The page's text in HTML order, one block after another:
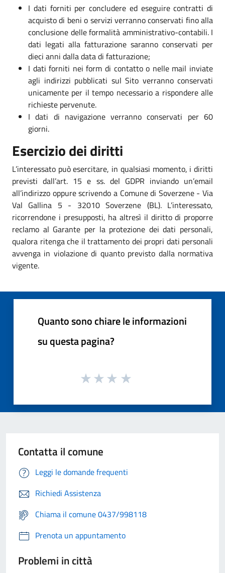
I dati forniti per concludere ed eseguire contratti di
acquisto di beni o servizi verranno conservati fino alla
conclusione delle formalità amministrativo-contabili. I
dati legati alla fatturazione saranno conservati per
dieci anni dalla data di fatturazione;
I dati forniti nei form di contatto o nelle mail inviate
agli indirizzi pubblicati sul Sito verranno conservati
unicamente per il tempo necessario a rispondere alle
richieste pervenute.
I dati di navigazione verranno conservati per 60
giorni.
Esercizio dei diritti
L’interessato può esercitare, in qualsiasi momento, i diritti
previsti dall’art. 15 e ss. del GDPR inviando un’email
all’indirizzo oppure scrivendo a Comune di Soverzene - Via
Val Gallina 5 - 32010 Soverzene (BL). L’interessato,
ricorrendone i presupposti, ha altresì il diritto di proporre
reclamo al Garante per la protezione dei dati personali,
qualora ritenga che il trattamento dei propri dati personali
avvenga in violazione di quanto previsto dalla normativa
vigente.
Quanto sono chiare le informazioni
su questa pagina?
Contatta il comune
Leggi le domande frequenti
Richiedi Assistenza
Chiama il comune 0437/998118
Prenota un appuntamento
Problemi in città